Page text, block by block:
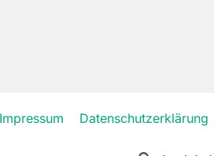
Impressum Datenschutzerklärung